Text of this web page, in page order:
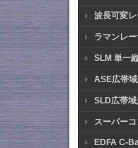
波長可変
ラマンレ
SLM 単一
ASE広帯
SLD広帯
スーパー
EDFA C-